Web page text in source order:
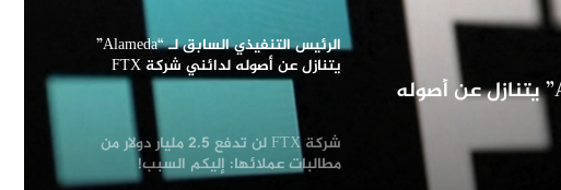
الرئيس التنفيذي السابق لـ “Alameda” يتنازل عن أصوله
الرئيس التنفيذي السابق لـ “Alameda”
يتنازل عن أصوله لدائني شركة FTX
شركة FTX لن تدفع 2.5 مليار دولار من
مطالبات عملائها: إليكم السبب!